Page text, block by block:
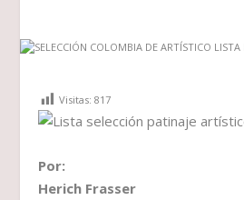
Visitas: 817
Por:
Herich Frasser